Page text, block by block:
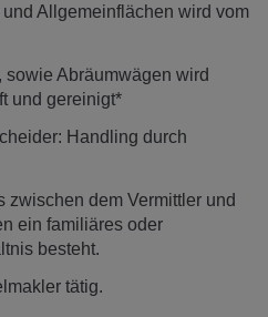
Allgemeinflächen wird vom
sowie Abräumwägen wird
und gereinigt*
Handling durch
zwischen dem Vermittler und
ein familiäres oder
besteht.
tätig.